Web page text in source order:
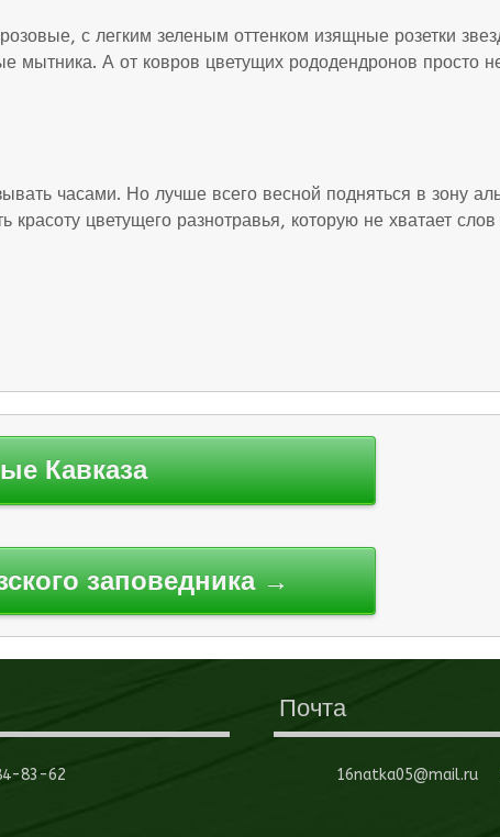
с легким зеленым оттенком изящные розетки
А от ковров цветущих рододендронов просто
часами. Но лучше всего весной подняться в зону
цветущего разнотравья, которую не хватает слов
заповедника →
Кавказа
83-62
Почта
16natka05@mail.ru